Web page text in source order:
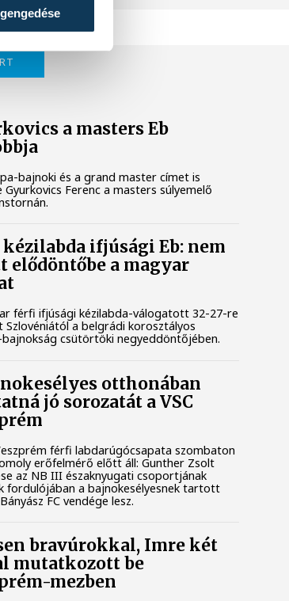
a masters Eb
bajnoki és a grand master címet is
Gyurkovics Ferenc a masters súlyemelő
ifjúsági Eb: nem
elődöntőbe a magyar
férfi ifjúsági kézilabda-válogatott 32-27-re
Szlovéniától a belgrádi korosztályos
bajnokság csütörtöki negyeddöntőjében.
otthonában
jó sorozatát a VSC
férfi labdarúgócsapata szombaton
erőfelmérő előtt áll: Gunther Zsolt
az NB III északnyugati csoportjának
fordulójában a bajnokesélyesnek tartott
FC vendége lesz.
bravúrokkal, Imre két
mutatkozott be
mezben